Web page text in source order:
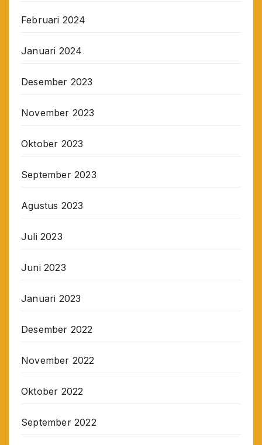
Februari 2024
Januari 2024
Desember 2023
November 2023
Oktober 2023
September 2023
Agustus 2023
Juli 2023
Juni 2023
Januari 2023
Desember 2022
November 2022
Oktober 2022
September 2022